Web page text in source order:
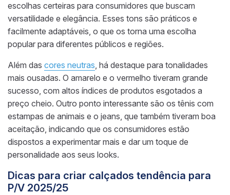
escolhas certeiras para consumidores que buscam
versatilidade e elegância. Esses tons são práticos e
facilmente adaptáveis, o que os torna uma escolha
popular para diferentes públicos e regiões.
Além das cores neutras, há destaque para tonalidades
mais ousadas. O amarelo e o vermelho tiveram grande
sucesso, com altos índices de produtos esgotados a
preço cheio. Outro ponto interessante são os tênis com
estampas de animais e o jeans, que também tiveram boa
aceitação, indicando que os consumidores estão
dispostos a experimentar mais e dar um toque de
personalidade aos seus looks.
Dicas para criar calçados tendência para
P/V 2025/25